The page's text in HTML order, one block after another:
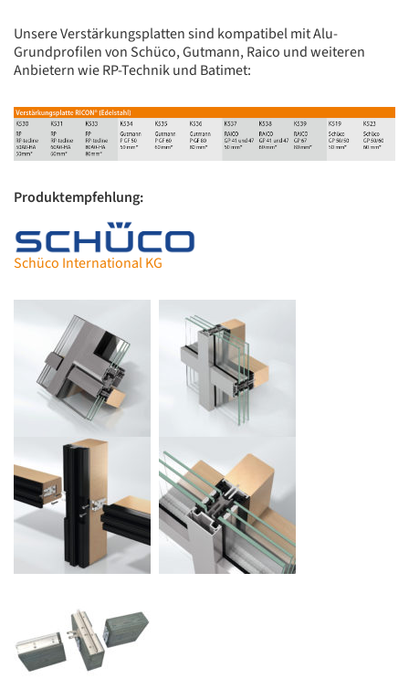
Unsere Verstärkungsplatten sind kompatibel mit Alu-
Grundprofilen von Schüco, Gutmann, Raico und weiteren
Anbietern wie RP-Technik und Batimet:
Produktempfehlung:
Schüco International KG